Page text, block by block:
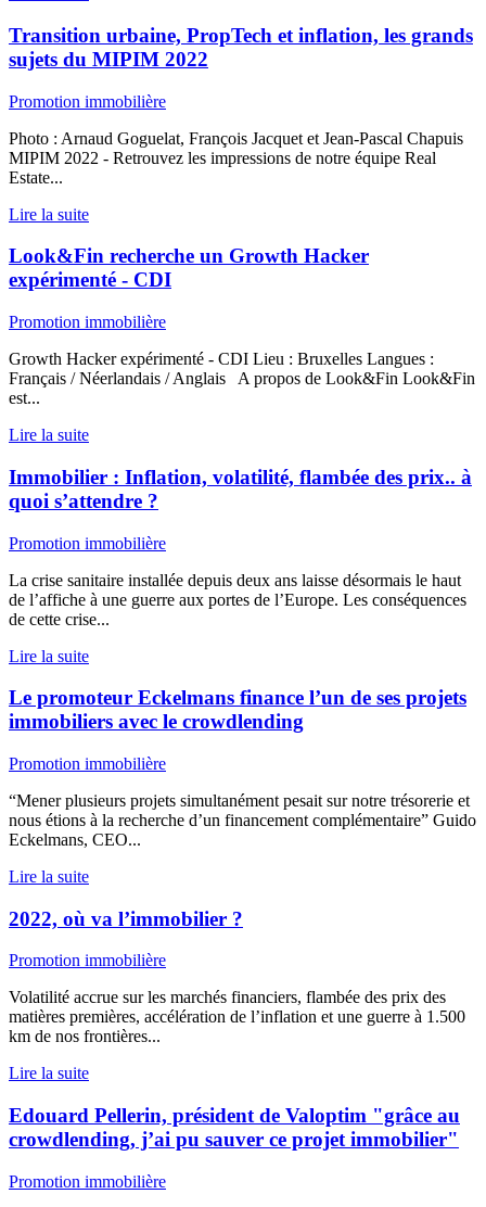
Transition urbaine, PropTech et inflation, les grands
sujets du MIPIM 2022
Promotion immobilière
Photo : Arnaud Goguelat, François Jacquet et Jean-Pascal Chapuis
MIPIM 2022 - Retrouvez les impressions de notre équipe Real
Estate...
Lire la suite
Look&Fin recherche un Growth Hacker
expérimenté - CDI
Promotion immobilière
Growth Hacker expérimenté - CDI Lieu : Bruxelles Langues :
Français / Néerlandais / Anglais A propos de Look&Fin Look&Fin
est...
Lire la suite
Immobilier : Inflation, volatilité, flambée des prix.. à
quoi s’attendre ?
Promotion immobilière
La crise sanitaire installée depuis deux ans laisse désormais le haut
de l’affiche à une guerre aux portes de l’Europe. Les conséquences
de cette crise...
Lire la suite
Le promoteur Eckelmans finance l’un de ses projets
immobiliers avec le crowdlending
Promotion immobilière
“Mener plusieurs projets simultanément pesait sur notre trésorerie et
nous étions à la recherche d’un financement complémentaire” Guido
Eckelmans, CEO...
Lire la suite
2022, où va l’immobilier ?
Promotion immobilière
Volatilité accrue sur les marchés financiers, flambée des prix des
matières premières, accélération de l’inflation et une guerre à 1.500
km de nos frontières...
Lire la suite
Edouard Pellerin, président de Valoptim "grâce au
crowdlending, j’ai pu sauver ce projet immobilier"
Promotion immobilière